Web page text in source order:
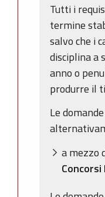
Tutti i
termine
salvo che i
disciplina a
anno o
produrre il
Le
a mezzo